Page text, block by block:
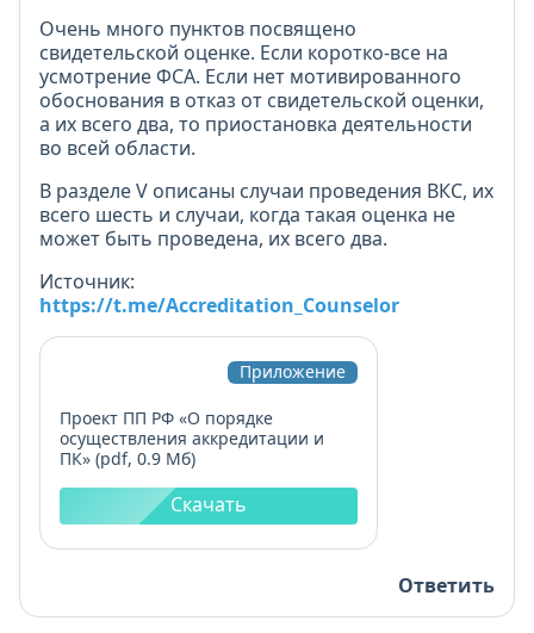
Очень много пунктов посвящено
свидетельской оценке. Если коротко-все на
усмотрение ФСА. Если нет мотивированного
обоснования в отказ от свидетельской оценки,
а их всего два, то приостановка деятельности
во всей области.
В разделе V описаны случаи проведения ВКС, их
всего шесть и случаи, когда такая оценка не
может быть проведена, их всего два.
Источник:
https://t.me/Accreditation_Counselor
Приложение
Проект ПП РФ «О порядке
осуществления аккредитации и
ПК» (pdf, 0.9 Мб)
Скачать
Ответить